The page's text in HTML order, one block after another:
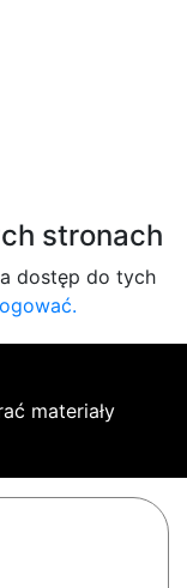
stronach
dostęp do tych
materiały